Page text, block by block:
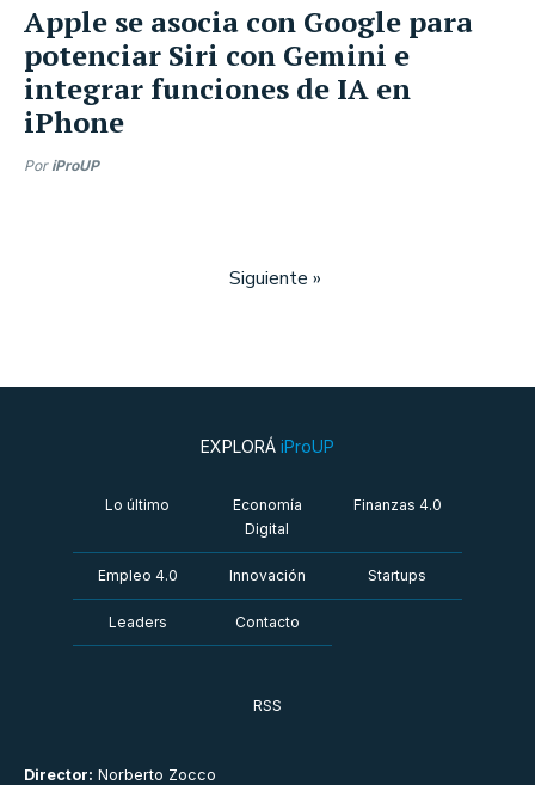
Apple se asocia con Google para
potenciar Siri con Gemini e
integrar funciones de IA en
iPhone
Por iProUP
Siguiente »
Director: Norberto Zocco
EXPLORÁ iProUP
Lo último
Economía
Digital
Finanzas 4.0
Empleo 4.0 Innovación Startups
Leaders Contacto
RSS